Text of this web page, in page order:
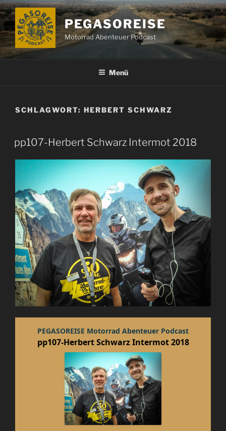
Zum
Inhalt
springen
PEGASOREISE
Motorrad Abenteuer Podcast
Menü
SCHLAGWORT: HERBERT SCHWARZ
pp107-Herbert Schwarz Intermot 2018